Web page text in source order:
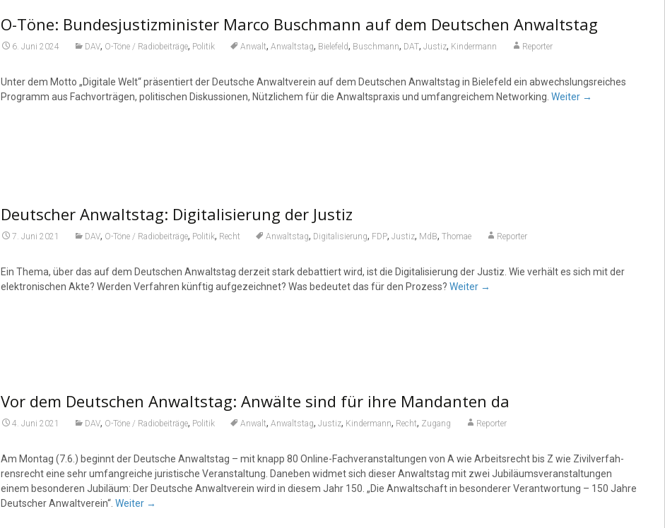
O-Töne: Bundesjustizminister Marco Buschmann auf dem Deutschen Anwaltstag
6. Juni 2024 DAV, O-Töne / Radiobeiträge, Politik Anwalt, Anwaltstag, Bielefeld, Buschmann, DAT, Justiz, Kindermann Reporter
Unter dem Motto „Digitale Welt“ präsentiert der Deutsche Anwaltverein auf dem Deutschen Anwaltstag in Bielefeld ein abwechslungsreiches
Programm aus Fachvorträgen, politischen Diskussionen, Nützlichem für die Anwaltspraxis und umfangreichem Networking. Weiter →
Deutscher Anwaltstag: Digitalisierung der Justiz
7. Juni 2021 DAV, O-Töne / Radiobeiträge, Politik, Recht Anwaltstag, Digitalisierung, FDP, Justiz, MdB, Thomae Reporter
Ein Thema, über das auf dem Deutschen Anwaltstag derzeit stark debattiert wird, ist die Digitalisierung der Justiz. Wie verhält es sich mit der
elektronischen Akte? Werden Verfahren künftig aufgezeichnet? Was bedeutet das für den Prozess? Weiter →
Vor dem Deutschen Anwaltstag: Anwälte sind für ihre Mandanten da
4. Juni 2021 DAV, O-Töne / Radiobeiträge, Politik Anwalt, Anwaltstag, Justiz, Kindermann, Recht, Zugang Reporter
Am Montag (7.6.) beginnt der Deutsche Anwaltstag – mit knapp 80 Online-Fachver­an­stal­tungen von A wie Arbeitsrecht bis Z wie Zivilver­fah­
rensrecht eine sehr umfangreiche juristische Veranstaltung. Daneben widmet sich dieser Anwaltstag mit zwei Jubilä­ums­ver­an­stal­tungen
einem besonderen Jubiläum: Der Deutsche Anwalt­verein wird in diesem Jahr 150. „Die Anwalt­schaft in besonderer Verant­wortung – 150 Jahre
Deutscher Anwalt­verein“. Weiter →